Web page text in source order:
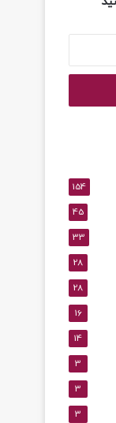
154
45
33
28
28
16
14
3
3
3